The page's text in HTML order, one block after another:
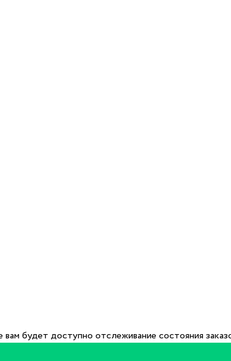
вам будет доступно отслеживание состояния